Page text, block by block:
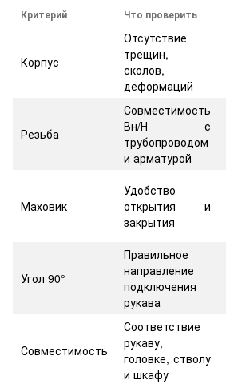
Критерий Что проверить
Корпус
Отсутствие
трещин,
сколов,
деформаций
Резьба
Совместимость
Вн/Н с
трубопроводом
и арматурой
Маховик
Удобство
открытия и
закрытия
Угол 90°
Правильное
направление
подключения
рукава
Совместимость
Соответствие
рукаву,
головке, стволу
и шкафу